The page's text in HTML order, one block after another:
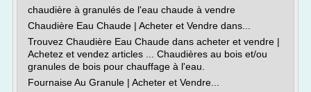
chaudière à granulés de l'eau chaude à vendre
Chaudière Eau Chaude | Acheter et Vendre dans...
Trouvez Chaudière Eau Chaude dans acheter et vendre |
Achetez et vendez articles ... Chaudières au bois et/ou
granules de bois pour chauffage à l'eau.
Fournaise Au Granule | Acheter et Vendre...